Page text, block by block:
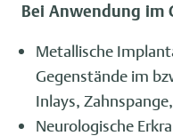
Bei Anwendung im
Metallische
Gegenstände im
Inlays,
Neurologische